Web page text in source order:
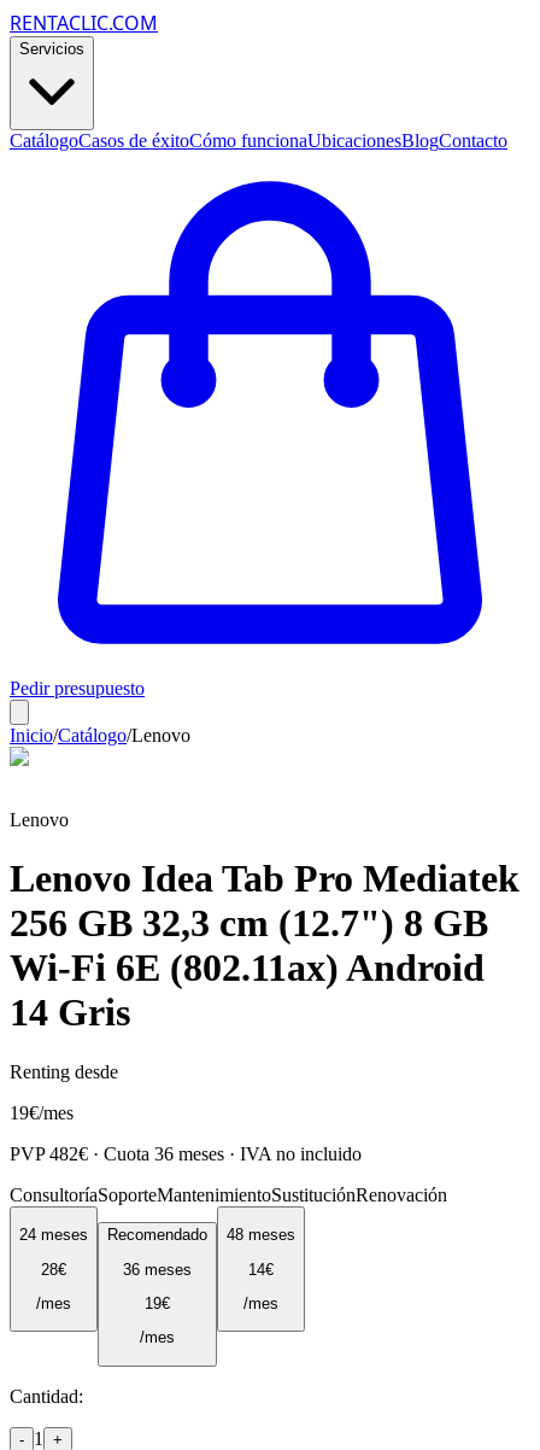
RENTACLIC.COM
Servicios
CatálogoCasos de éxitoCómo funcionaUbicacionesBlogContacto
Pedir presupuesto
Inicio/Catálogo/Lenovo
Lenovo
Lenovo Idea Tab Pro Mediatek
256 GB 32,3 cm (12.7") 8 GB
Wi-Fi 6E (802.11ax) Android
14 Gris
Renting desde
19€/mes
PVP482€ · Cuota 36 meses · IVA no incluido
ConsultoríaSoporteMantenimientoSustituciónRenovación
24 meses
28€
/mes
Recomendado
36 meses
19€
/mes
48 meses
14€
/mes
Cantidad:
- 1
+